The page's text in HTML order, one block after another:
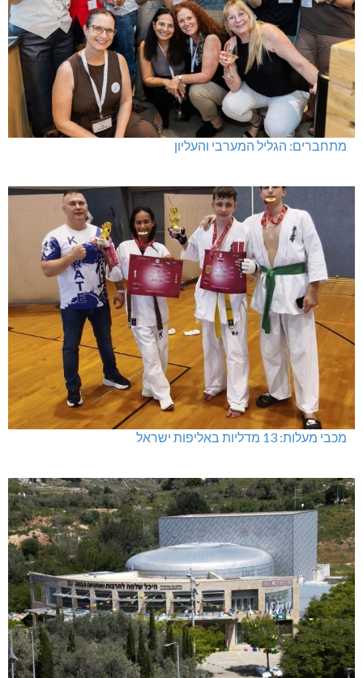
מתחברים: הגליל המערבי והעליון
מכבי מעלות: 13 מדליות באליפות ישראל